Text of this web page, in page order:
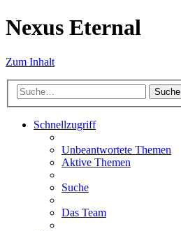
Nexus Eternal
Zum Inhalt
Suche
Schnellzugriff
Unbeantwortete Themen
Aktive Themen
Suche
Das Team